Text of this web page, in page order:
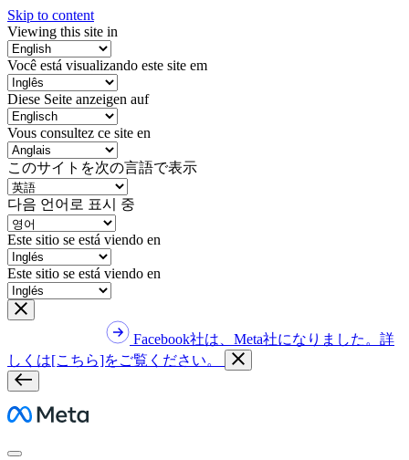
Skip to content
Viewing this site in
Você está visualizando este site em
Diese Seite anzeigen auf
Vous consultez ce site en
このサイトを次の言語で表示
다음 언어로 표시 중
Este sitio se está viendo en
Este sitio se está viendo en
Facebook社は、Meta社になりました。詳
しくは[こちら]をご覧ください。
Meta